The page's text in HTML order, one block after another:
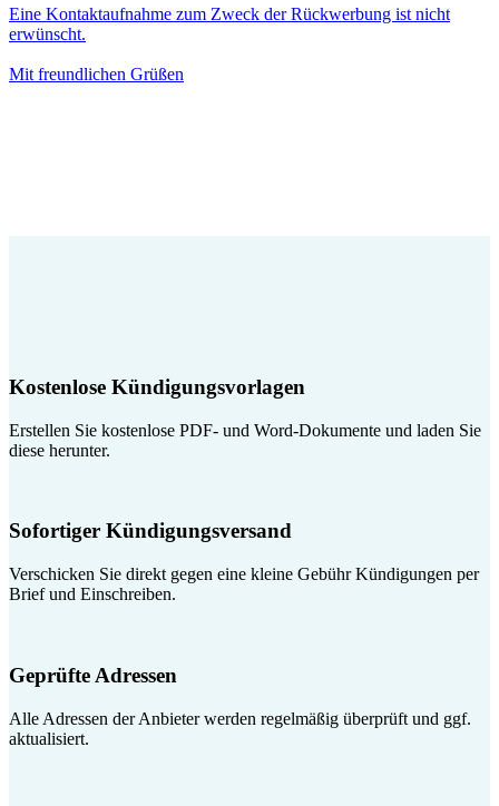
Eine Kontaktaufnahme zum Zweck der Rückwerbung ist nicht
erwünscht.
Mit freundlichen Grüßen
Kostenlose Kündigungsvorlagen
Erstellen Sie kostenlose PDF- und Word-Dokumente und laden Sie
diese herunter.
Sofortiger Kündigungsversand
Verschicken Sie direkt gegen eine kleine Gebühr Kündigungen per
Brief und Einschreiben.
Geprüfte Adressen
Alle Adressen der Anbieter werden regelmäßig überprüft und ggf.
aktualisiert.